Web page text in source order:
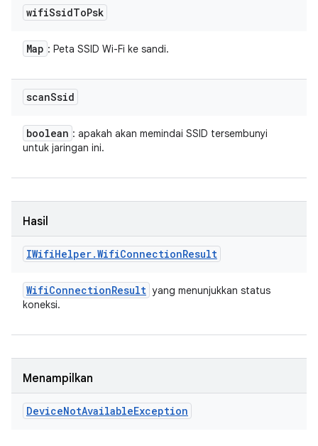
wifiSsidToPsk
Map : Peta SSID Wi-Fi ke sandi.
scanSsid
boolean : apakah akan memindai SSID tersembunyi
untuk jaringan ini.
Hasil
IWifiHelper.WifiConnectionResult
WifiConnectionResult yang menunjukkan status
koneksi.
Menampilkan
DeviceNotAvailableException